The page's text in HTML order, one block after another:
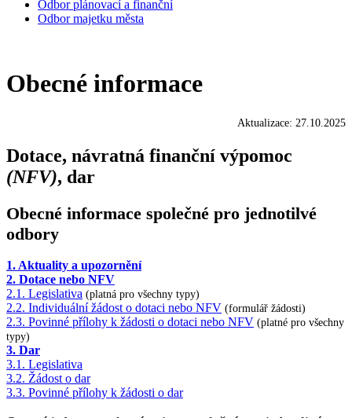
Odbor plánovací a finanční
Odbor majetku města
Obecné informace
Aktualizace: 27.10.2025
Dotace, návratná finanční výpomoc
(NFV), dar
Obecné informace společné pro jednotilvé
odbory
1. Aktuality a upozornění
2. Dotace nebo NFV
2.1. Legislativa (platná pro všechny typy)
2.2. Individuální žádost o dotaci nebo NFV (formulář žádosti)
2.3. Povinné přílohy k žádosti o dotaci nebo NFV (platné pro všechny
typy)
3. Dar
3.1. Legislativa
3.2. Žádost o dar
3.3. Povinné přílohy k žádosti o dar